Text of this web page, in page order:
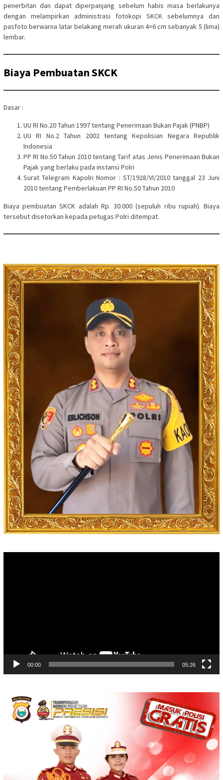
penerbitan dan dapat diperpanjang sebelum habis masa berlakunya
dengan melampirkan administrasi fotokopi SKCK sebelumnya dan
pasfoto berwarna latar belakang merah ukuran 4×6 cm sebanyak 5 (lima)
lembar.
Biaya Pembuatan SKCK
Dasar :
UU RI No.20 Tahun 1997 tentang Penerimaan Bukan Pajak (PNBP)
UU RI No.2 Tahun 2002 tentang Kepolisian Negara Republik
Indonesia
PP RI No.50 Tahun 2010 tentang Tarif atas Jenis Penerimaan Bukan
Pajak yang berlaku pada instansi Polri
Surat Telegram Kapolri Nomor : ST/1928/VI/2010 tanggal 23 Juni
2010 tentang Pemberlakuan PP RI No.50 Tahun 2010
Biaya pembuatan SKCK adalah Rp. 30.000 (sepuluh ribu rupiah). Biaya
tersebut disetorkan kepada petugas Polri ditempat.
00:00 05:26